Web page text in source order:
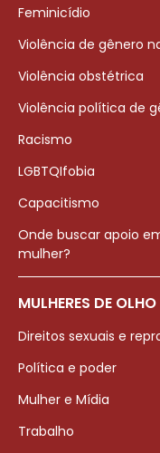
Feminicídio
Violência de gênero
Violência obstétrica
Violência política de
Racismo
LGBTQIfobia
Capacitismo
Onde buscar apoio
mulher?
MULHERES DE OLHO
Direitos sexuais e
Política e poder
Mulher e Mídia
Trabalho